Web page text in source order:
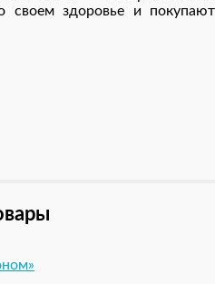
своем здоровье и покупают